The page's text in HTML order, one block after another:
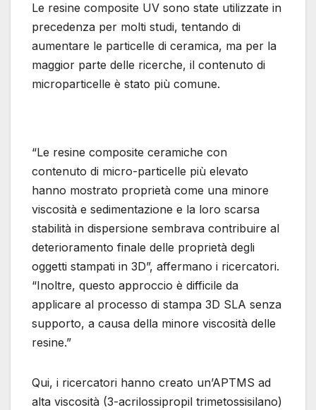
Le resine composite UV sono state utilizzate in
precedenza per molti studi, tentando di
aumentare le particelle di ceramica, ma per la
maggior parte delle ricerche, il contenuto di
microparticelle è stato più comune.
“Le resine composite ceramiche con
contenuto di micro-particelle più elevato
hanno mostrato proprietà come una minore
viscosità e sedimentazione e la loro scarsa
stabilità in dispersione sembrava contribuire al
deterioramento finale delle proprietà degli
oggetti stampati in 3D”, affermano i ricercatori.
“Inoltre, questo approccio è difficile da
applicare al processo di stampa 3D SLA senza
supporto, a causa della minore viscosità delle
resine.”
Qui, i ricercatori hanno creato un’APTMS ad
alta viscosità (3-acrilossipropil trimetossisilano)